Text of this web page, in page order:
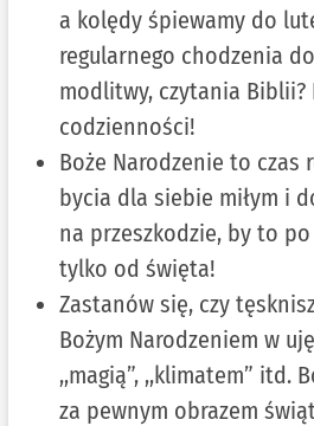
a kolędy śpiewamy do
regularnego chodzenia
modlitwy, czytania Biblii?
codzienności!
Boże Narodzenie to czas
bycia dla siebie miłym i
na przeszkodzie, by to
tylko od święta!
Zastanów się, czy
Bożym Narodzeniem w
,,magią”, ,,klimatem” itd.
za pewnym obrazem